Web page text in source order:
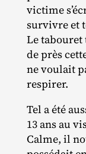
victime
survivre et
Le
de près
ne voulait
respirer.
Tel a été
13 ans au
Calme, il